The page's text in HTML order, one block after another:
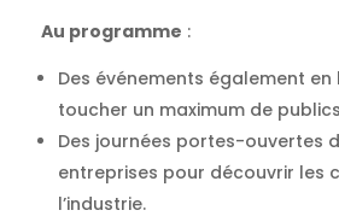
Au programme :
Des événements également en
toucher un maximum de
Des journées portes-ouvertes
entreprises pour découvrir les
l’industrie.